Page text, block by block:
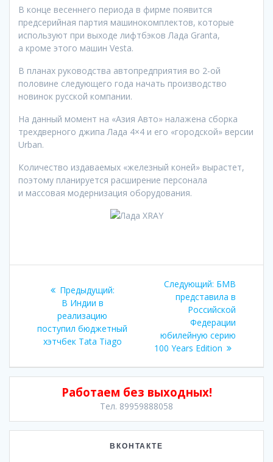
В конце весеннего периода в фирме появится
предсерийная партия машинокомплектов, которые
используют при выходе лифтбэков Лада Granta,
а кроме этого машин Vesta.
В планах руководства автопредприятия во 2-ой
половине следующего года начать производство
новинок русской компании.
На данный момент на «Азия Авто» налажена сборка
трехдверного джипа Лада 4×4 и его «городской» версии
Urban.
Количество издаваемых «железный коней» вырастет,
поэтому планируется расширение персонала
и массовая модернизация оборудования.
записям
Предыдущий:Предыдущая
В Индии в
реализацию
поступил бюджетный
хэтчбек Tata Tiago
Следующий: Следующая
запись:
БМВ
представила в
Российской
Федерации
юбилейную серию
100 Years Edition
Работаем без выходных!
Тел. 89959888058
ВКОНТАКТЕ